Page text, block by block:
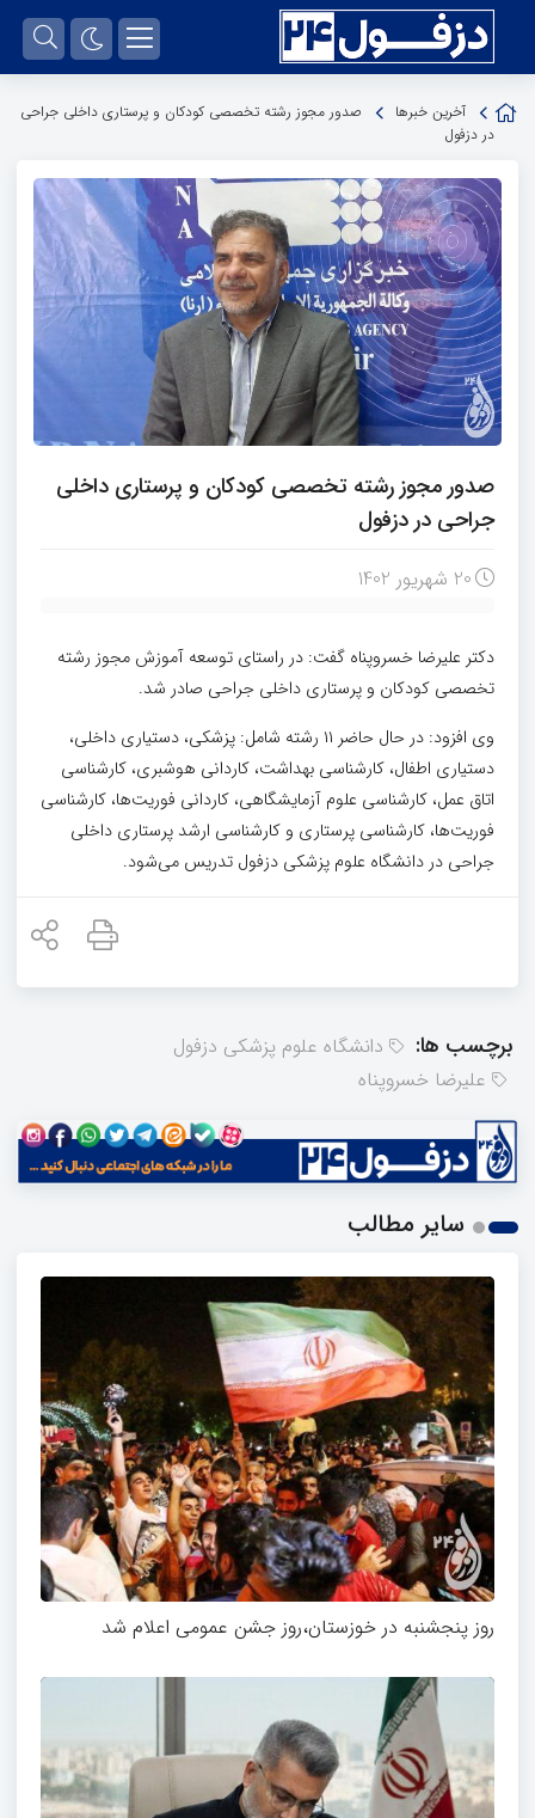
آخرین خبرها
صدور مجوز رشته تخصصی کودکان و پرستاری داخلی جراحی
در دزفول
صدور مجوز رشته تخصصی کودکان و پرستاری داخلی
جراحی در دزفول
20 شهریور 1402
دکتر علیرضا خسروپناه گفت: در راستای توسعه آموزش مجوز رشته
تخصصی کودکان و پرستاری داخلی جراحی صادر شد.
وی افزود: در حال حاضر ۱۱ رشته شامل: پزشکی، دستیاری داخلی،
دستیاری اطفال، کارشناسی بهداشت، کاردانی هوشبری، کارشناسی
اتاق عمل، کارشناسی علوم آزمایشگاهی، کاردانی فوریت‌ها، کارشناسی
فوریت‌ها، کارشناسی پرستاری و کارشناسی ارشد پرستاری داخلی
جراحی در دانشگاه علوم پزشکی دزفول تدریس می‌شود.
برچسب ها:
دانشگاه علوم پزشکی دزفول
علیرضا خسروپناه
سایر مطالب
روز پنجشنبه در خوزستان،روز جشن عمومی اعلام شد